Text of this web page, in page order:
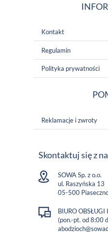
Kontakt
Regulamin
Polityka prywatności
Reklamacje i zwroty
Skontaktuj się z
SOWA Sp. z o.o.
ul. Raszyńska 13
05-500
BIURO OBSŁUGI
(pon.-pt. od 8:00